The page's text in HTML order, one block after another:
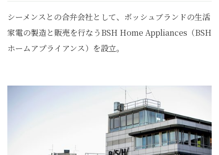
シーメンスとの合弁会社として、ボッシュブランドの生活
家電の製造と販売を行なうBSH Home Appliances（BSH
ホームアプライアンス）を設立。